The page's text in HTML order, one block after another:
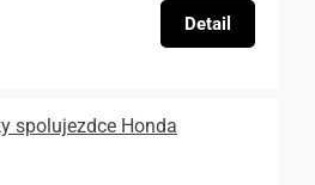
Detail
spolujezdce Honda